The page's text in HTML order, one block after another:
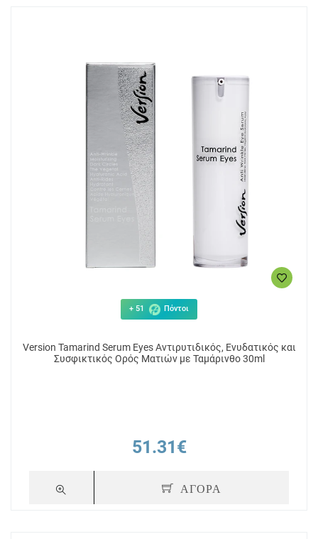
+ 51 Πόντοι
Version Tamarind Serum Eyes Αντιρυτιδικός, Ενυδατικός και
Συσφικτικός Ορός Ματιών με Ταμάρινθο 30ml
51.31€
ΑΓΟΡΑ